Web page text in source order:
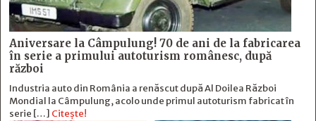
Aniversare la Câmpulung! 70 de ani de la fabricarea
în serie a primului autoturism românesc, după
război
Industria auto din România a renăscut după Al Doilea Război
Mondial la Câmpulung, acolo unde primul autoturism fabricat în
serie […] Citește!